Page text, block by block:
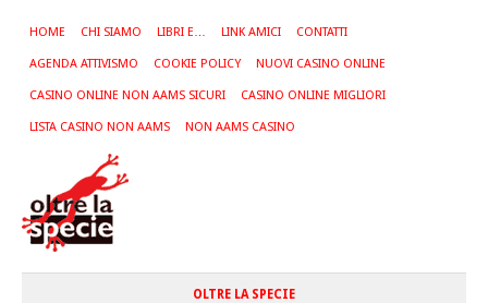
HOME CHI SIAMO LIBRI E… LINK AMICI CONTATTI
AGENDA ATTIVISMO COOKIE POLICY NUOVI CASINO ONLINE
CASINO ONLINE NON AAMS SICURI CASINO ONLINE MIGLIORI
LISTA CASINO NON AAMS NON AAMS CASINO
OLTRE LA SPECIE